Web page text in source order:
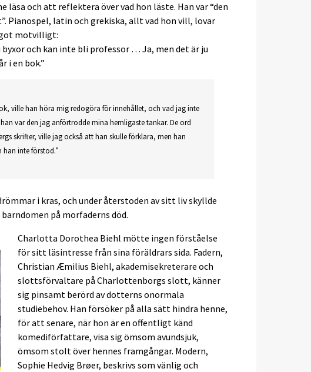
och att reflektera över vad hon läste. Han var “den
Pianospel, latin och grekiska, allt vad hon vill, lovar
motvilligt:
och kan inte bli professor … Ja, men det är ju
i en bok.”
ville han höra mig redogöra för innehållet, och vad jag inte
var den jag anförtrodde mina hemligaste tankar. De ord
skrifter, ville jag också att han skulle förklara, men han
han inte förstod.”
i kras, och under återstoden av sitt liv skyllde
på morfaderns död.
Charlotta Dorothea Biehl mötte ingen förståelse
för sitt läsintresse från sina föräldrars sida. Fadern,
Christian Æmilius Biehl, akademisekreterare och
slottsförvaltare på Charlottenborgs slott, känner
sig pinsamt berörd av dotterns onormala
studiebehov. Han försöker på alla sätt hindra henne,
för att senare, när hon är en offentligt känd
komediförfattare, visa sig ömsom avundsjuk,
ömsom stolt över hennes framgångar. Modern,
Sophie Hedvig Brøer, beskrivs som vänlig och